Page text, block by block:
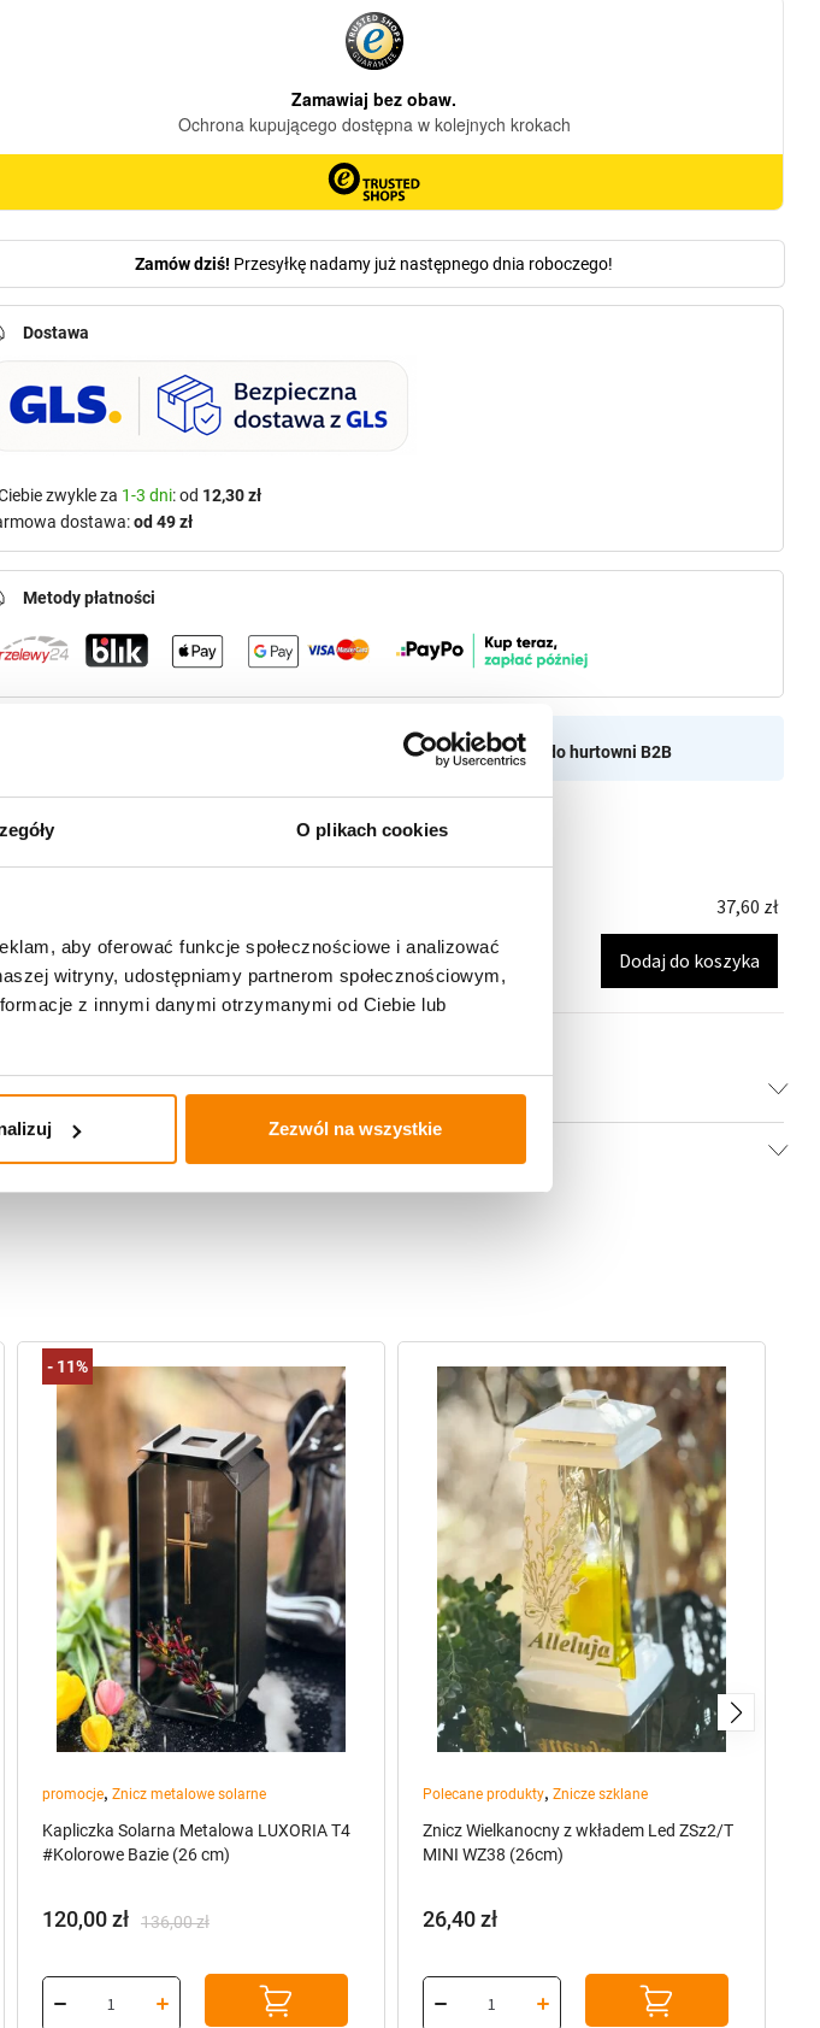
O plikach cookies
aby oferować funkcje społecznościowe i analizować
witryny, udostępniamy partnerom społecznościowym,
z innymi danymi otrzymanymi od Ciebie lub
Zezwól na wszystkie
Potrzebujesz większą ilość? Zapraszamy do naszej hurtowniiPrzejdź do hurtowni B2B
Dostawa
zwykle za 1-3 dni: od 12,30 zł
dostawa:od 49 zł
Metody płatności
Zamów dziś! Przesyłkę nadamy już następnego dnia roboczego!
(29cm)
37,60 zł
Dodaj do koszyka
promocje, Znicz metalowe solarne
Kapliczka Solarna Metalowa LUXORIA T4
#Kolorowe Bazie (26 cm)
- 11%
136,00zł
cena
wynosiła:
120,00zł
cena
wynosi:
Polecane produkty, Znicze szklane
Znicz Wielkanocny z wkładem Led ZSz2/T
MINI WZ38 (26cm)
26,40zł